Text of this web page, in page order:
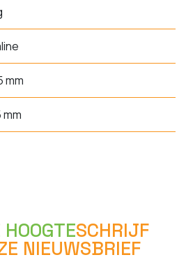
mm
mm
SCHRIJF
NIEUWSBRIEF